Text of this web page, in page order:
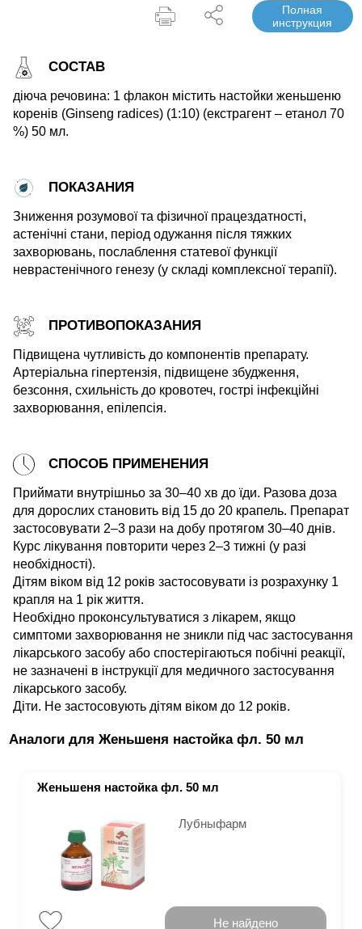
Полная
инструкция
СОСТАВ
діюча речовина: 1 флакон містить настойки женьшеню
коренів (Ginseng radices) (1:10) (екстрагент – етанол 70
%) 50 мл.
ПОКАЗАНИЯ
Зниження розумової та фізичної працездатності,
астенічні стани, період одужання після тяжких
захворювань, послаблення статевої функції
неврастенічного генезу (у складі комплексної терапії).
ПРОТИВОПОКАЗАНИЯ
Підвищена чутливість до компонентів препарату.
Артеріальна гіпертензія, підвищене збудження,
безсоння, схильність до кровотеч, гострі інфекційні
захворювання, епілепсія.
СПОСОБ ПРИМЕНЕНИЯ
Приймати внутрішньо за 30–40 хв до їди. Разова доза
для дорослих становить від 15 до 20 крапель. Препарат
застосовувати 2–3 рази на добу протягом 30–40 днів.
Курс лікування повторити через 2–3 тижні (у разі
необхідності).
Дітям віком від 12 років застосовувати із розрахунку 1
крапля на 1 рік життя.
Необхідно проконсультуватися з лікарем, якщо
симптоми захворювання не зникли під час застосування
лікарського засобу або спостерігаються побічні реакції,
не зазначені в інструкції для медичного застосування
лікарського засобу.
Діти. Не застосовують дітям віком до 12 років.
Аналоги для Женьшеня настойка фл. 50 мл
Женьшеня настойка фл. 50 мл
Лубныфарм
Не найдено